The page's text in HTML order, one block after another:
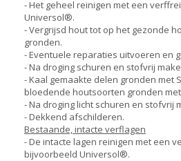
- Het geheel reinigen met een
Universol®.
- Vergrijsd hout tot op het gezonde
gronden.
- Eventuele reparaties uitvoeren en
- Na droging schuren en stofvrij
- Kaal gemaakte delen gronden met
bloedende houtsoorten gronden met
- Na droging licht schuren en stofvrij
- Dekkend afschilderen.
Bestaande, intacte verflagen
- De intacte lagen reinigen met een
bijvoorbeeld Universol®.